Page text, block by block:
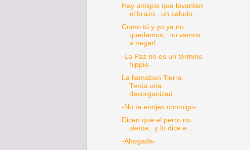
Hay amigos que levantan
el brazo, un saludo ...
Como tú y yo ya no
quedamos, no vamos
a negarl...
-La Paz no es un término
hippie-
La llamaban Tierra.
Tenía una
desorganizad...
-No te enojes conmigo-
Dicen que el perro no
siente, y lo dice e...
-Ahogada-